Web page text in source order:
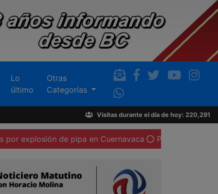
Lo
último
Otras
Categorías
Visitas durante el día de hoy: 220,291
de pipa en Cuernavaca Procederá Sindicatura